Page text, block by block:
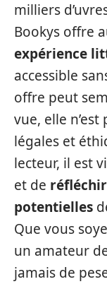
milliers
Bookys offre
expérience
accessible
offre peut
vue, elle
légales et
lecteur, il est
et de
potentielles
Que vous
un amateur
jamais de